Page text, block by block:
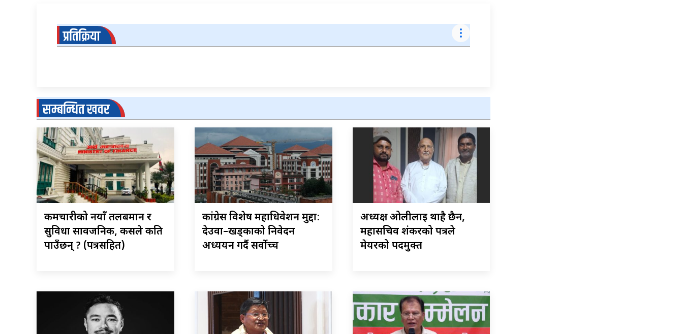
प्रतिक्रिया
सम्बन्धित खवर
कर्मचारीको नयाँ तलबमान र
सुविधा सार्वजनिक, कसले कति
पाउँछन् ? (पत्रसहित)
कांग्रेस विशेष महाधिवेशन मुद्दा:
देउवा–खड्काको निवेदन
अध्ययन गर्दै सर्वोच्च
अध्यक्ष ओलीलाई थाहै छैन,
महासचिव शंकरको पत्रले
मेयरको पदमुक्त